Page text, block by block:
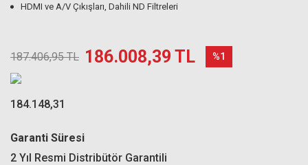
HDMI ve A/V Çıkışları, Dahili ND Filtreleri
187.406,95 TL 186.008,39 TL %1
184.148,31
Garanti Süresi
2 Yıl Resmi Distribütör Garantili